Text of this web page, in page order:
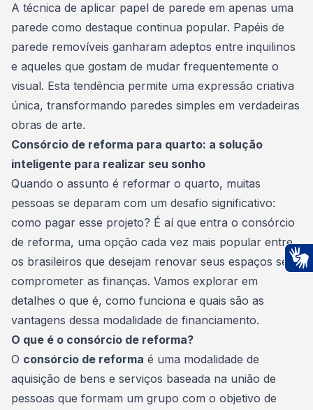
A técnica de aplicar papel de parede em apenas uma
parede como destaque continua popular. Papéis de
parede removíveis ganharam adeptos entre inquilinos
e aqueles que gostam de mudar frequentemente o
visual. Esta tendência permite uma expressão criativa
única, transformando paredes simples em verdadeiras
obras de arte.
Consórcio de reforma para quarto: a solução
inteligente para realizar seu sonho
Quando o assunto é reformar o quarto, muitas
pessoas se deparam com um desafio significativo:
como pagar esse projeto? É aí que entra o consórcio
de reforma, uma opção cada vez mais popular entre
os brasileiros que desejam renovar seus espaços sem
comprometer as finanças. Vamos explorar em
detalhes o que é, como funciona e quais são as
vantagens dessa modalidade de financiamento.
O que é o consórcio de reforma?
O consórcio de reforma é uma modalidade de
aquisição de bens e serviços baseada na união de
pessoas que formam um grupo com o objetivo de